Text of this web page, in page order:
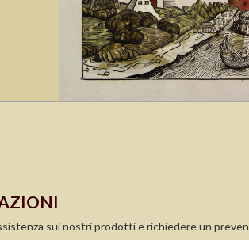
sui nostri prodotti e richiedere un